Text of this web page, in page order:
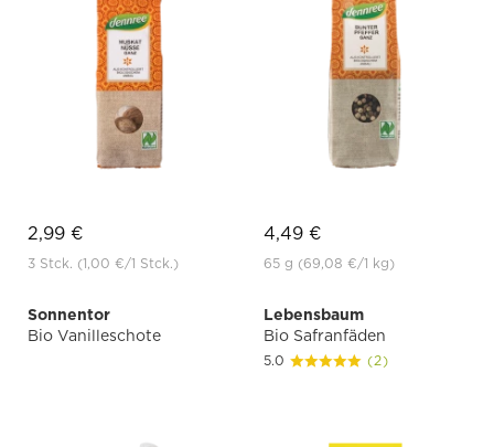
2,99 €
3 Stck. (1,00 €/1 Stck.)
4,49 €
65 g (69,08 €/1 kg)
Sonnentor
Bio Vanilleschote
Lebensbaum
Bio Safranfäden
5.0 (2)